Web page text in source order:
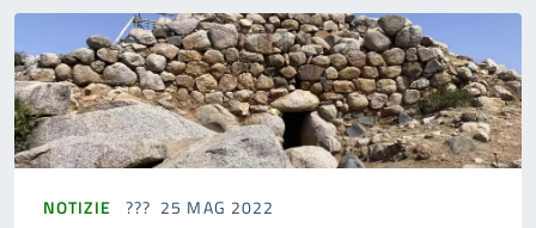
NOTIZIE 25 MAG 2022